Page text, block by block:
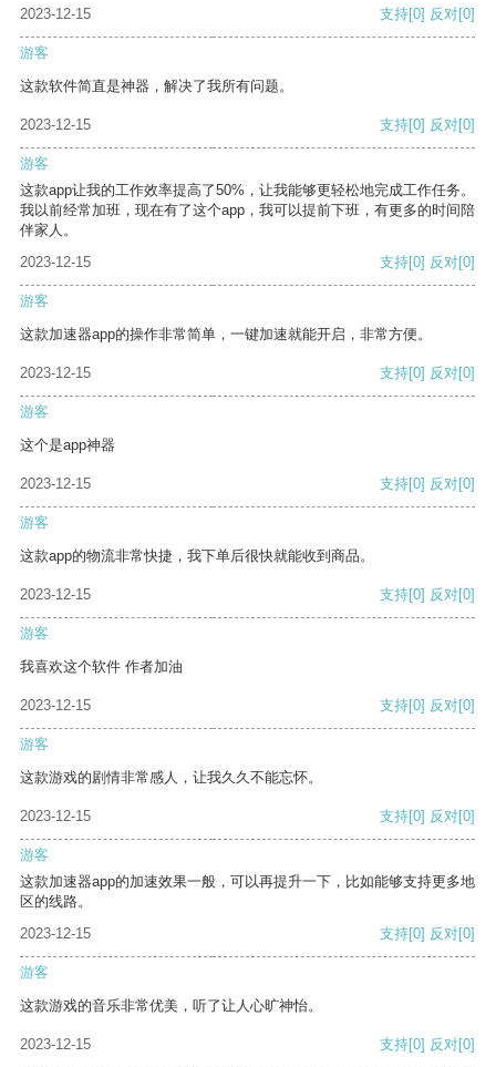
2023-12-15 支持[0] 反对[0]
游客
这款软件简直是神器，解决了我所有问题。
2023-12-15 支持[0] 反对[0]
游客
这款app让我的工作效率提高了50%，让我能够更轻松地完成工作任务。
我以前经常加班，现在有了这个app，我可以提前下班，有更多的时间陪
伴家人。
2023-12-15
支持[0] 反对[0]
游客
这款加速器app的操作非常简单，一键加速就能开启，非常方便。
2023-12-15 支持[0] 反对[0]
游客
这个是app神器
2023-12-15 支持[0] 反对[0]
游客
这款app的物流非常快捷，我下单后很快就能收到商品。
2023-12-15 支持[0] 反对[0]
游客
我喜欢这个软件 作者加油
2023-12-15 支持[0] 反对[0]
游客
这款游戏的剧情非常感人，让我久久不能忘怀。
2023-12-15 支持[0] 反对[0]
游客
这款加速器app的加速效果一般，可以再提升一下，比如能够支持更多地
区的线路。
2023-12-15
支持[0] 反对[0]
游客
这款游戏的音乐非常优美，听了让人心旷神怡。
2023-12-15 支持[0] 反对[0]